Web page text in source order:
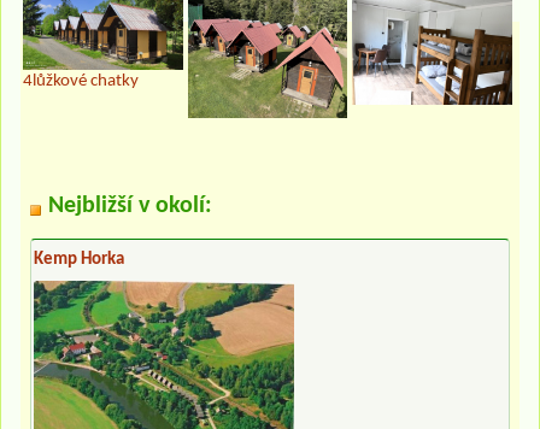
4lůžkové chatky
Nejbližší v okolí:
Kemp Horka